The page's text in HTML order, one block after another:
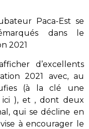
Paca-Est se
dans le
2021
d’excellents
2021 avec, au
(à la clé une
), et , dont deux
qui se décline en
à encourager le